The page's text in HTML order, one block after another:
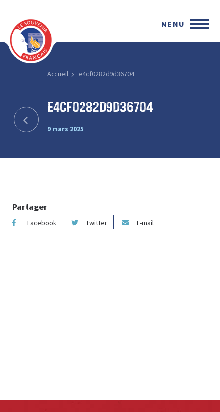
MENU
Accueil e4cf0282d9d36704
e4cf0282d9d36704
9 mars 2025
Partager
Facebook Twitter E-mail